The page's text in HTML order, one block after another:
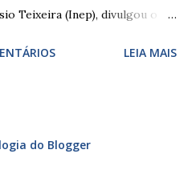
Teixeira (Inep), divulgou o
do Ensino Médio ou ENEM é
de um fiscal de prova
LEIA MAIS
do Blogger